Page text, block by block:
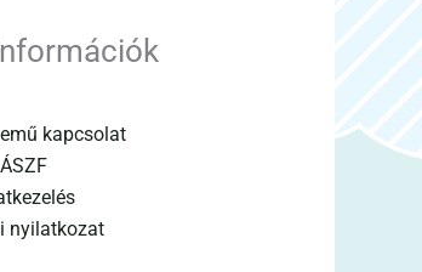
kapcsolat
ÁSZF
nyilatkozat